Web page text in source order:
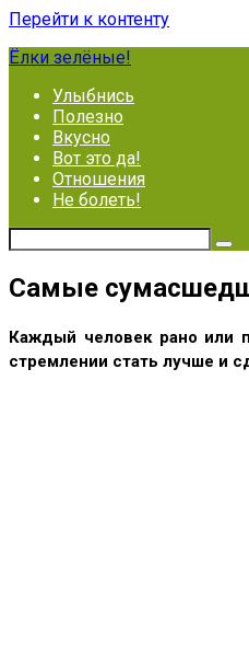
Перейти к контенту
Ёлки зелёные!
Улыбнись
Полезно
Вкусно
Вот это да!
Отношения
Не болеть!
Самые
Каждый человек рано или
стремлении стать лучше и